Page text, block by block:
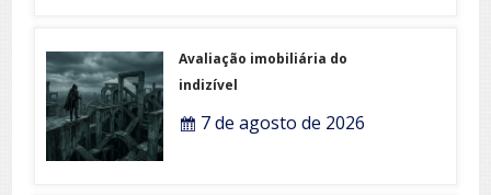
Avaliação imobiliária do
indizível
7 de agosto de 2026